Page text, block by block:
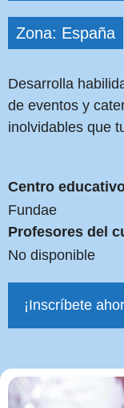
Zona: España
Desarrolla
de eventos y
inolvidables que
Centro
Fundae
Profesores del
No disponible
¡Inscríbete